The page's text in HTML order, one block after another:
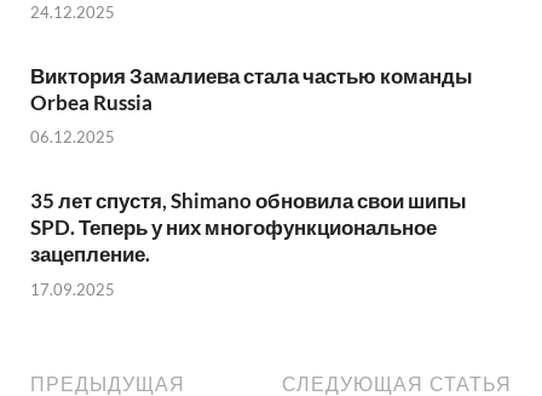
24.12.2025
Виктория Замалиева стала частью команды
Orbea Russia
06.12.2025
35 лет спустя, Shimano обновила свои шипы
SPD. Теперь у них многофункциональное
зацепление.
17.09.2025
ПРЕДЫДУЩАЯ
СЛЕДУЮЩАЯ СТАТЬЯ